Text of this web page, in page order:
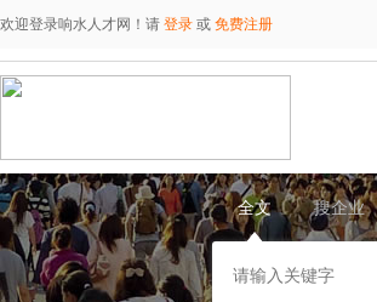
欢迎登录响水人才网！请 登录 或 免费注册
全文 搜企业